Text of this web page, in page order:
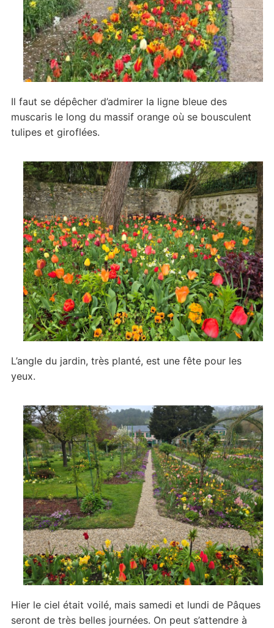
Il faut se dépêcher d’admirer la ligne bleue des
muscaris le long du massif orange où se bousculent
tulipes et giroflées.
L’angle du jardin, très planté, est une fête pour les
yeux.
Hier le ciel était voilé, mais samedi et lundi de Pâques
seront de très belles journées. On peut s’attendre à